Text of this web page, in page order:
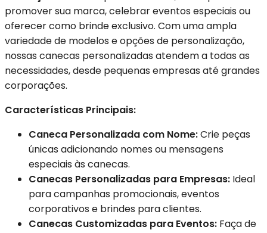
promover sua marca, celebrar eventos especiais ou
oferecer como brinde exclusivo. Com uma ampla
variedade de modelos e opções de personalização,
nossas canecas personalizadas atendem a todas as
necessidades, desde pequenas empresas até grandes
corporações.
Características Principais:
Caneca Personalizada com Nome:Crie peças
únicas adicionando nomes ou mensagens
especiais às canecas.
Canecas Personalizadas para Empresas: Ideal
para campanhas promocionais, eventos
corporativos e brindes para clientes.
Canecas Customizadas para Eventos: Faça de